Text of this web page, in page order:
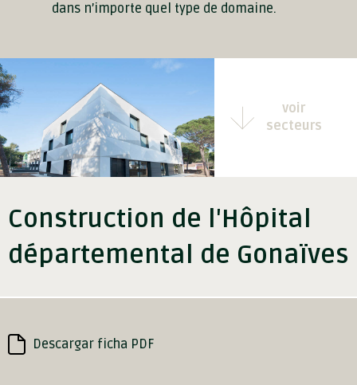
dans n’importe quel type de domaine.
voir
secteurs
Construction de l'Hôpital
départemental de Gonaïves
Descargar ficha PDF